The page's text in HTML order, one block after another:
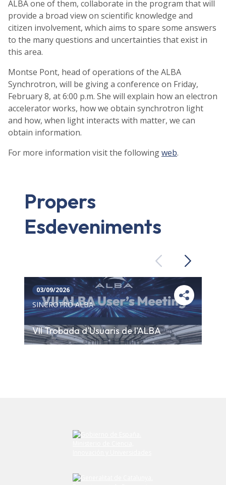
ALBA one of them, collaborate in the program that will
provide a broad view on scientific knowledge and
citizen involvement, which aims to spare some answers
to the many questions and uncertainties that exist in
this area.
Montse Pont, head of operations of the ALBA
Synchrotron, will be giving a conference on Friday,
February 8, at 6:00 p.m. She will explain how an electron
accelerator works, how we obtain synchrotron light
and how, when light interacts with matter, we can
obtain information.
For more information visit the followingweb.
Propers
Esdeveniments
PreviousNext
03/09/2026
SINCROTRÓ ALBA
VII Trobada d'Usuaris de l'ALBA